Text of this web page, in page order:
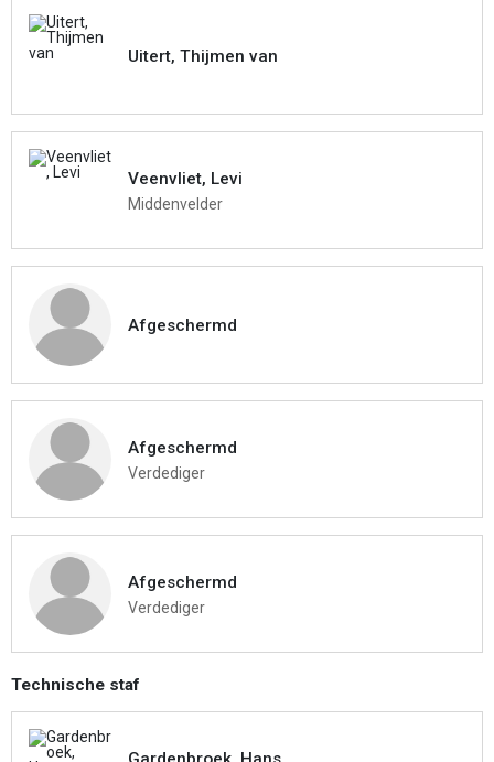
Uitert, Thijmen van
Veenvliet, Levi
Middenvelder
Afgeschermd
Afgeschermd
Verdediger
Afgeschermd
Verdediger
Technische staf